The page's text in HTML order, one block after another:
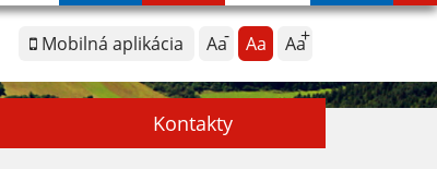
Mobilná aplikácia Aa Aa Aa
Kontakty